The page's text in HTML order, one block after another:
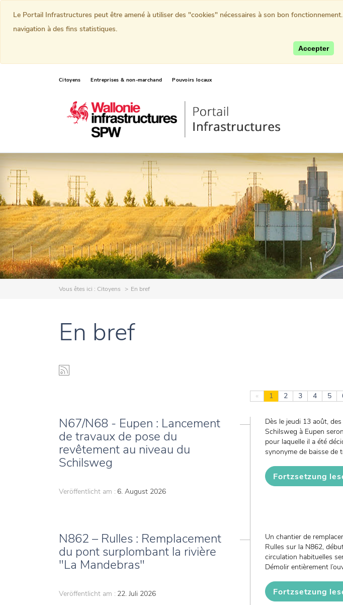
Citoyens Entreprises & non-marchand Pouvoirs locaux
Vous êtes ici : Citoyens En bref
En bref
« 1 2 3 4 5
N67/N68 - Eupen : Lancement
de travaux de pose du
revêtement au niveau du
Schilsweg
Veröffentlicht am : 6. August 2026
Dès le jeudi 13 août,
Schilsweg à Eupen
pour laquelle il a été
synonyme de baisse de
Fortzsetzung
N862 – Rulles : Remplacement
du pont surplombant la rivière
"La Mandebras"
Veröffentlicht am : 22. Juli 2026
Un chantier de
Rulles sur la N862,
circulation habituelles
Démolir entièrement
Fortzsetzung
Le Portail Infrastructures peut être amené à utiliser des "cookies" nécessaires à son bon
navigation à des fins statistiques.
Accepter